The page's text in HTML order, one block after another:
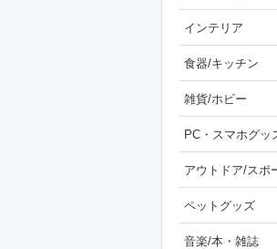
インテリア
食器/キッチン
雑貨/ホビー
PC・スマホグッ
アウトドア/スポ
ペットグッズ
音楽/本・雑誌